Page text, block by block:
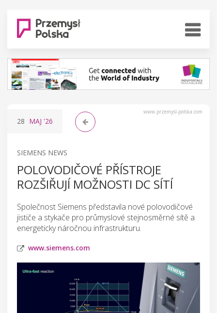
www.przemysl-polska.com
28 MAJ '26
SIEMENS NEWS
POLOVODIČOVÉ PŘÍSTROJE
ROZŠIŘUJÍ MOŽNOSTI DC SÍTÍ
Společnost Siemens představila nové polovodičové
jističe a stykače pro průmyslové stejnosměrné sítě a
energeticky náročnou infrastrukturu.
www.siemens.com